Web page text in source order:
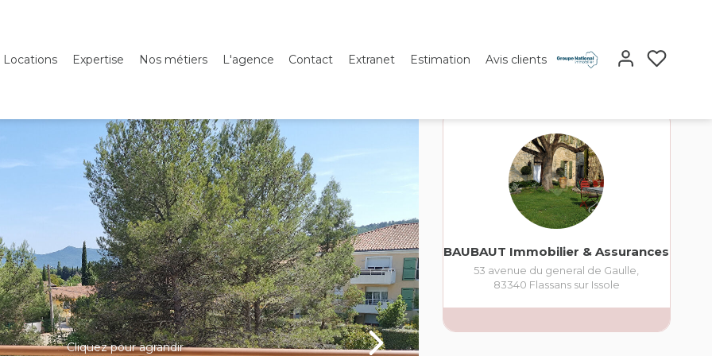
Locations Expertise Nos métiers L'agence Contact Extranet Estimation Avis clients
Cliquez pour agrandir
BAUBAUT Immobilier & Assurances
53 avenue du general de Gaulle
83340 Flassans sur Issole